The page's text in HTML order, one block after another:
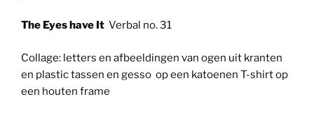
The Eyes have It Verbal no. 31
Collage: letters en afbeeldingen van ogen uit kranten
en plastic tassen en gesso op een katoenen T-shirt op
een houten frame